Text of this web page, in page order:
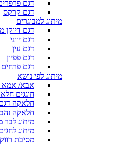
דגם
דגם קרקס
מיתוג למבוגרים
דגם דיוקן
דגם יווני
דגם עין
דגם פפיון
דגם
מיתוג לפי נושא
אבא/
חוגגים
חלאקה
חלאקה
מיתוג לבר
מיתוג
מסיבת